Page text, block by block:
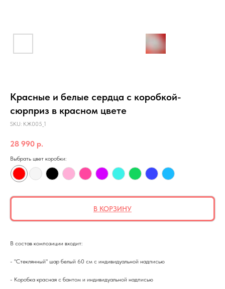
Красные и белые сердца с коробкой-
сюрприз в красном цвете
SKU: КЖ005_1
28 990 р.
Выбрать цвет коробки:
В КОРЗИНУ
В состав композиции входит:
- "Стеклянный" шар белый 60 см с индивидуальной надписью
- Коробка красная с бантом и индивидуальной надписью